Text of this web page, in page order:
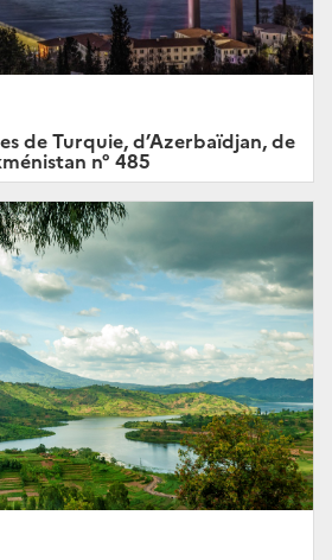
de Turquie, d’Azerbaïdjan, de
n° 485